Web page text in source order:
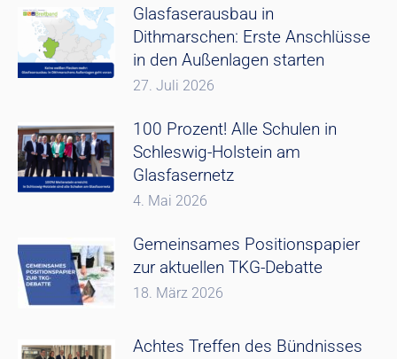
Glasfaserausbau in
Dithmarschen: Erste Anschlüsse
in den Außenlagen starten
27. Juli 2026
100 Prozent! Alle Schulen in
Schleswig-Holstein am
Glasfasernetz
4. Mai 2026
Gemeinsames Positionspapier
zur aktuellen TKG-Debatte
18. März 2026
Achtes Treffen des Bündnisses